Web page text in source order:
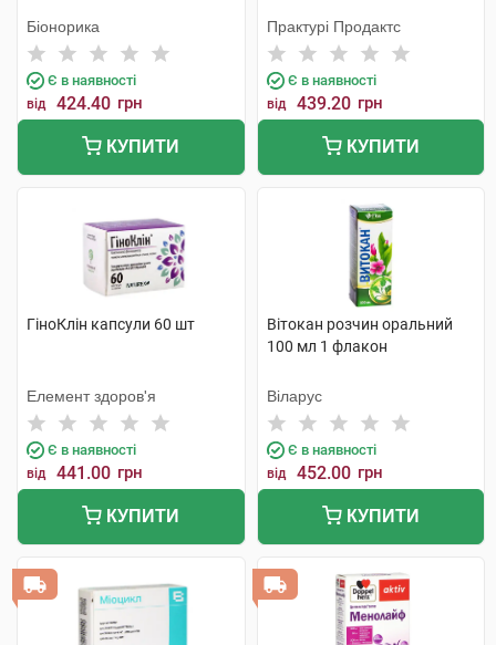
Біонорика
Є в наявності
від 424.40 грн
КУПИТИ
Практурі Продактс
Є в наявності
від 439.20 грн
КУПИТИ
ГіноКлін капсули 60 шт
Елемент здоров'я
Є в наявності
від 441.00 грн
КУПИТИ
Вітокан розчин оральний
100 мл 1 флакон
Віларус
Є в наявності
від 452.00 грн
КУПИТИ